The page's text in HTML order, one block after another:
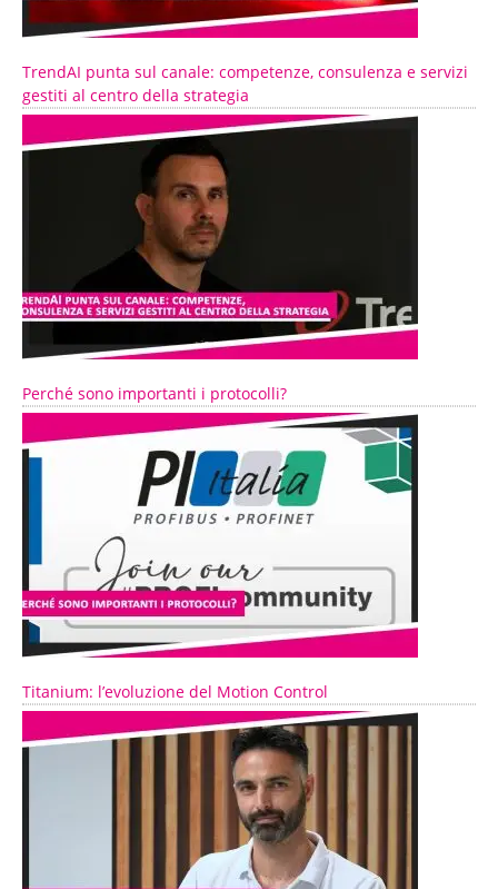
TrendAI punta sul canale: competenze, consulenza e servizi
gestiti al centro della strategia
Perché sono importanti i protocolli?
Titanium: l’evoluzione del Motion Control